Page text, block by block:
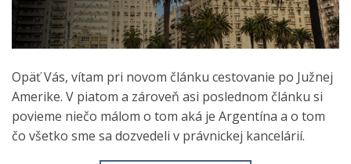
Opäť Vás, vítam pri novom článku cestovanie po Južnej
Amerike. V piatom a zároveň asi poslednom článku si
povieme niečo málom o tom aká je Argentína a o tom
čo všetko sme sa dozvedeli v právnickej kancelárií.